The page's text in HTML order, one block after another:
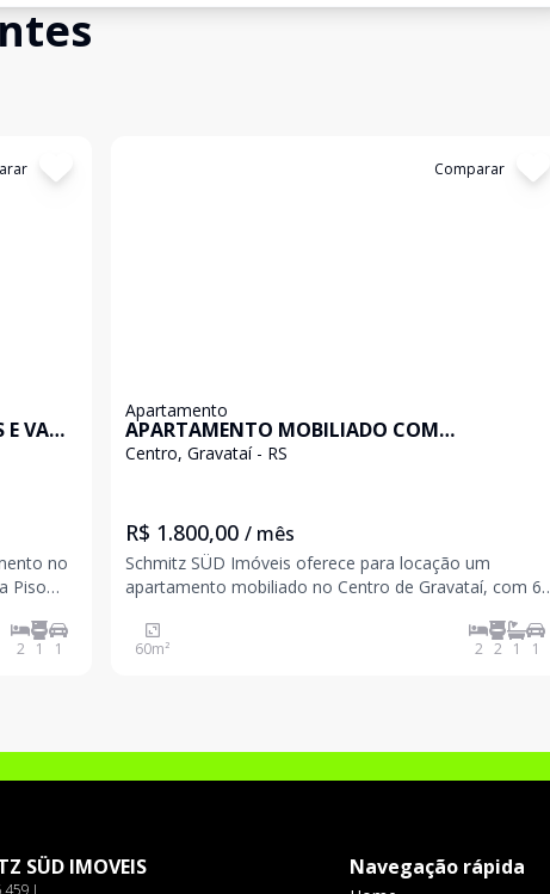
VAGA
no
2 1 1
Comparar
Apartamento
APARTAMENTO MOBILIADO COM
CHURRASQUEIRA NO CENTRO DE GRAVATAÍ
Centro, Gravataí - RS
R$ 1.800,00 / mês
Schmitz SÜD Imóveis oferece para locação um
apartamento mobiliado no Centro de Gravataí, com 60
de estar com lareira; Cozinha completa; Sacada
fechada com churrasqueira; Área de serviço fecha
60m² 2 2 1 1
SÜD IMOVEIS
J
Navegação rápida